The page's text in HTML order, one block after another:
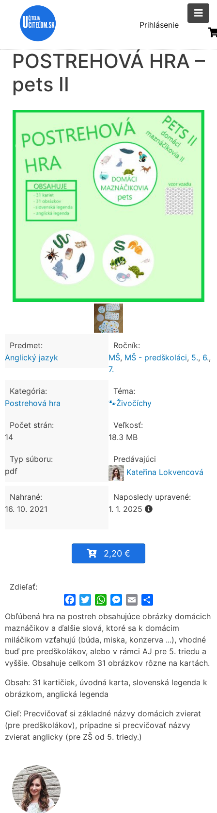
Menu
účtu
Prihlásenie
POSTREHOVÁ HRA –
pets II
Predmet:
Anglický jazyk
Ročník:
MŠ, MŠ - predškoláci, 5., 6.,
7.
Kategória:
Postrehová hra
Téma:
🐾Živočíchy
Počet strán:
14
Veľkosť:
18.3 MB
Typ súboru:
pdf
Predávajúci
Kateřina Lokvencová
Nahrané:
16. 10. 2021
Naposledy upravené:
1. 1. 2025
2,20 €
Zdieľať:
FacebookTwitterWhatsApp
Messenger
Email
Obľúbená hra na postreh obsahujúce obrázky domácich
maznáčikov a ďalšie slová, ktoré sa k domácim
miláčikom vzťahujú (búda, miska, konzerva ...), vhodné
buď pre predškolákov, alebo v rámci AJ pre 5. triedu a
vyššie. Obsahuje celkom 31 obrázkov rôzne na kartách.
Obsah: 31 kartičiek, úvodná karta, slovenská legenda k
obrázkom, anglická legenda
Cieľ: Precvičovať si základné názvy domácich zvierat
(pre predškolákov), prípadne si precvičovať názvy
zvierat anglicky (pre ZŠ od 5. triedy.)